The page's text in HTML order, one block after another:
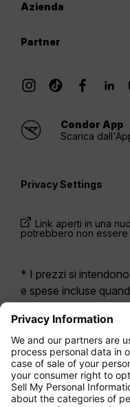
Azienda
Partner
Condor App
Scarica
Privacy Settings
Link aperti in una
potrebbero non essere
* I prezzi si
e spese incluse
Erano disponibili
essere più
l’Economy Class
la nostra opzione di
essere applicati costi